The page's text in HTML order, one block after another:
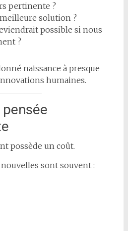
pertinente ?
solution ?
possible si nous
?
naissance à presque
humaines.
possède un coût.
sont souvent :